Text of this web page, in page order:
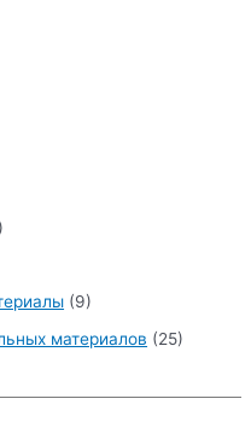
(9)
материалов (25)